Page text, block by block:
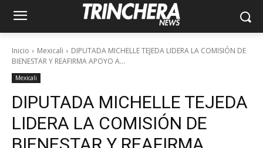
Inicio Mexicali
DIPUTADA MICHELLE TEJEDA LIDERA LA COMISIÓN DE
BIENESTAR Y REAFIRMA APOYO A...
Mexicali
DIPUTADA MICHELLE TEJEDA
LIDERA LA COMISIÓN DE